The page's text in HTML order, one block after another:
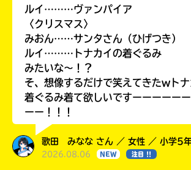
ルイ………ヴァンパイア
〈クリスマス〉
みおん……サンタさん（ひげつき）
ルイ………トナカイの着ぐるみ
みたいな〜！？
そ、想像するだけで笑えてきたwト
着ぐるみ着て欲しいですーーーーー
ーー！！！
歌田 みなな さん ／ 女性 ／ 小学5
2026.08.06 NEW 注目 !!